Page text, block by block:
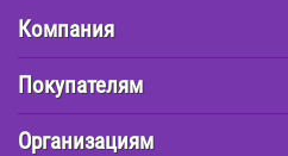
Компания
Покупателям
Организациям